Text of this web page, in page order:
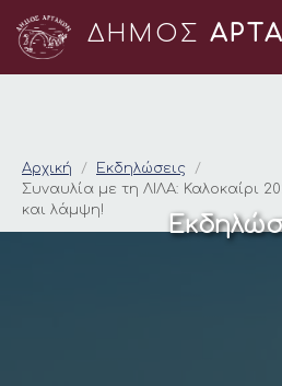
ΔΗΜΟΣ
Συναυλία
Αρχική
Εκδηλώσεις
Συναυλία με τη ΛΙΛΑ: Καλοκαίρι
και λάμψη!